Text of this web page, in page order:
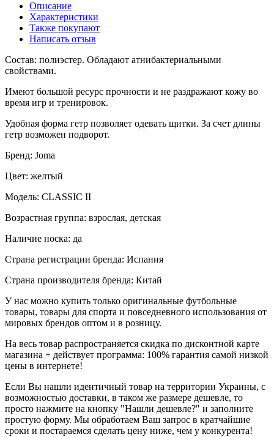
Описание
Характеристики
Также покупают
Написать отзыв
Состав: полиэстер. Обладают атнибактериальными
свойствами.
Имеют большой ресурс прочности и не раздражают кожу во
время игр и тренировок.
Удобная форма гетр позволяет одевать щитки. За счет длины
гетр возможен подворот.
Бренд: Joma
Цвет: желтый
Модель: CLASSIC II
Возрастная группа: взрослая, детская
Наличие носка: да
Страна регистрации бренда: Испания
Страна производителя бренда: Китай
У нас можно купить только оригинальные футбольные
товары, товары для спорта и повседневного использования от
мировых брендов оптом и в розницу.
На весь товар распространяется скидка по дисконтной карте
магазина + действует программа: 100% гарантия самой низкой
цены в интернете!
Если Вы нашли идентичный товар на территории Украины, с
возможностью доставки, в таком же размере дешевле, то
просто нажмите на кнопку "Нашли дешевле?" и заполните
простую форму. Мы обработаем Ваш запрос в кратчайшие
сроки и постараемся сделать цену ниже, чем у конкурента!